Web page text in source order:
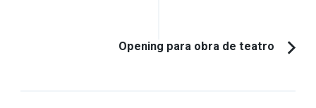
Opening para obra de teatro